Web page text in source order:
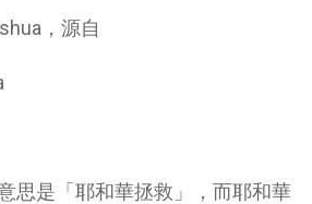
，源自
思是「耶和華拯救」，而耶和華